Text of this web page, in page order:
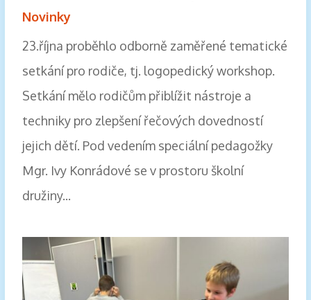
Novinky
23.října proběhlo odborně zaměřené tematické
setkání pro rodiče, tj. logopedický workshop.
Setkání mělo rodičům přiblížit nástroje a
techniky pro zlepšení řečových dovedností
jejich dětí. Pod vedením speciální pedagožky
Mgr. Ivy Konrádové se v prostoru školní
družiny...